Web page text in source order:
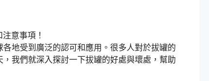
地受到廣泛的認可和應用。很多人對於拔罐的
我們就深入探討一下拔罐的好處與壞處，幫助